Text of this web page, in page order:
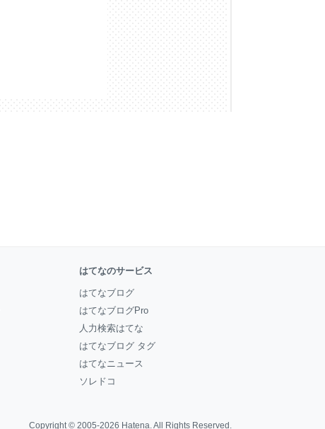
はてなのサービス
はてなブログ
はてなブログPro
人力検索はてな
はてなブログ タグ
はてなニュース
ソレドコ
Copyright © 2005-2026 Hatena. All Rights Reserved.